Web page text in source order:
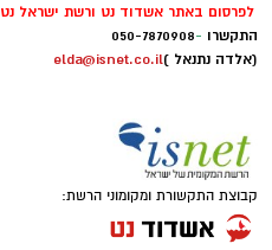
לפרסום באתר אשדוד נט ורשת ישראל נט
התקשרו -
050-7870908
(אלדה נתנאל )elda@isnet.co.il
קבוצת התקשורת ומקומוני הרשת: